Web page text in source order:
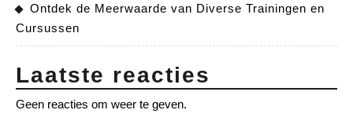
Ontdek de Meerwaarde van Diverse Trainingen en
Cursussen
Laatste reacties
Geen reacties om weer te geven.